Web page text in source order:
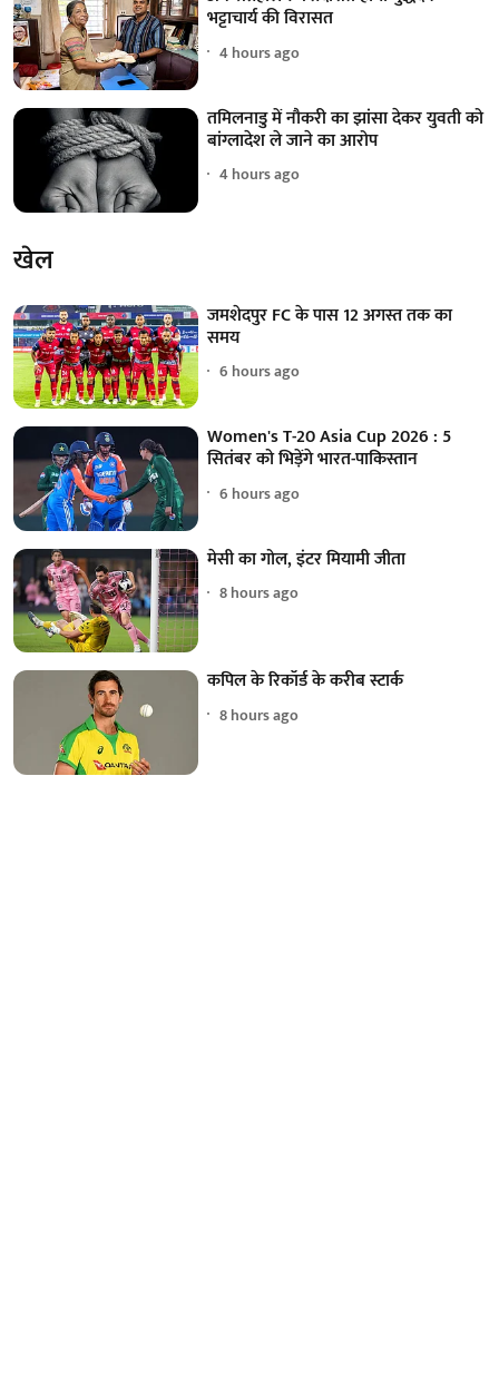
भट्टाचार्य की विरासत
4 hours ago
तमिलनाडु में नौकरी का झांसा देकर युवती को
बांग्लादेश ले जाने का आरोप
4 hours ago
खेल
जमशेदपुर FC के पास 12 अगस्त तक का
समय
6 hours ago
Women's T-20 Asia Cup 2026 : 5
सितंबर को भिड़ेंगे भारत-पाकिस्तान
6 hours ago
मेसी का गोल, इंटर मियामी जीता
8 hours ago
कपिल के रिकॉर्ड के करीब स्टार्क
8 hours ago